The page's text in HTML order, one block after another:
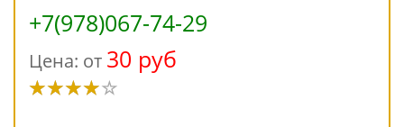
+7(978)067-74-29
Цена: от 30 руб